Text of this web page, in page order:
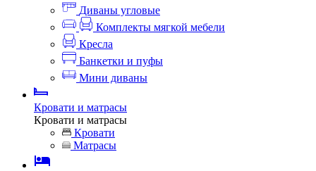
Диваны угловые
Комплекты мягкой мебели
Кресла
Банкетки и пуфы
Мини диваны
Кровати и матрасы
Кровати и матрасы
Кровати
Матрасы